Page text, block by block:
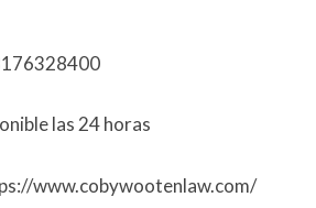
las 24 horas
www.cobywootenlaw.com/